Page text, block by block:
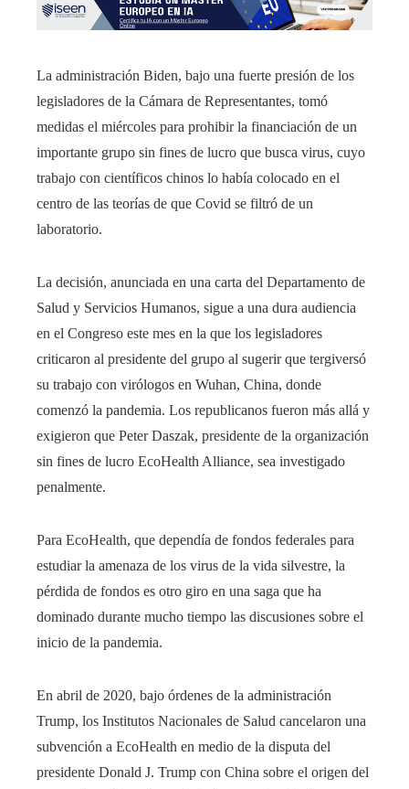
La administración Biden, bajo una fuerte presión de los
legisladores de la Cámara de Representantes, tomó
medidas el miércoles para prohibir la financiación de un
importante grupo sin fines de lucro que busca virus, cuyo
trabajo con científicos chinos lo había colocado en el
centro de las teorías de que Covid se filtró de un
laboratorio.
La decisión, anunciada en una carta del Departamento de
Salud y Servicios Humanos, sigue a una dura audiencia
en el Congreso este mes en la que los legisladores
criticaron al presidente del grupo al sugerir que tergiversó
su trabajo con virólogos en Wuhan, China, donde
comenzó la pandemia. Los republicanos fueron más allá y
exigieron que Peter Daszak, presidente de la organización
sin fines de lucro EcoHealth Alliance, sea investigado
penalmente.
Para EcoHealth, que dependía de fondos federales para
estudiar la amenaza de los virus de la vida silvestre, la
pérdida de fondos es otro giro en una saga que ha
dominado durante mucho tiempo las discusiones sobre el
inicio de la pandemia.
En abril de 2020, bajo órdenes de la administración
Trump, los Institutos Nacionales de Salud cancelaron una
subvención a EcoHealth en medio de la disputa del
presidente Donald J. Trump con China sobre el origen del